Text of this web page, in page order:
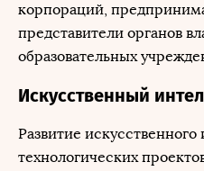
корпораций,
представители органов
образовательных
Искусственный
Развитие искусственного
технологических